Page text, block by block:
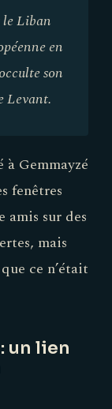
le Liban
en
son
Levant.
à Gemmayzé
fenêtres
amis sur des
mais
ce n’était
un lien